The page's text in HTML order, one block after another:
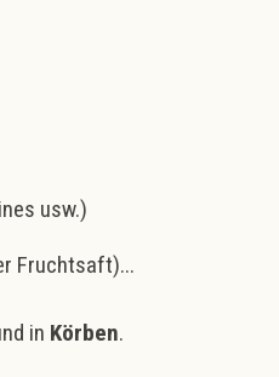
usw.)
Fruchtsaft)...
in Körben.